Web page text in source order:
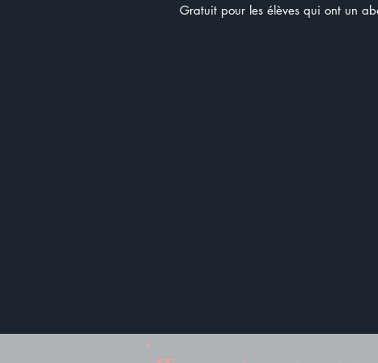
Gratuit pour les élèves qui ont un